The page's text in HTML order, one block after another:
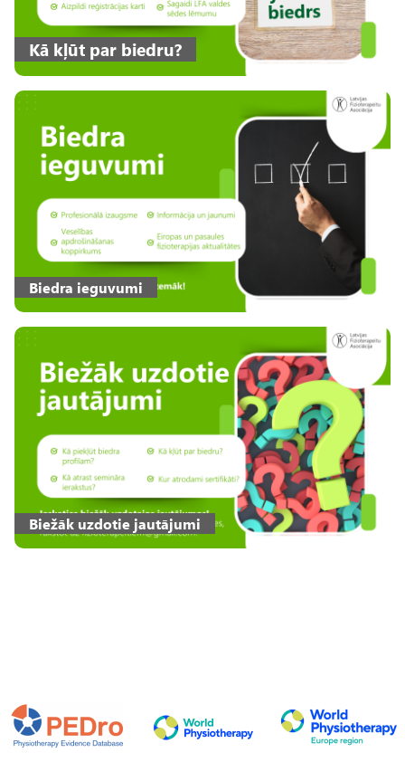
Kā kļūt par biedru?
Biedra ieguvumi
Biežāk uzdotie jautājumi